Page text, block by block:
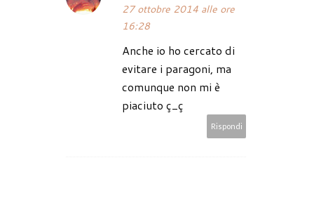
27 ottobre 2014 alle ore
16:28
Anche io ho cercato di
evitare i paragoni, ma
comunque non mi è
piaciuto ç_ç
Rispondi